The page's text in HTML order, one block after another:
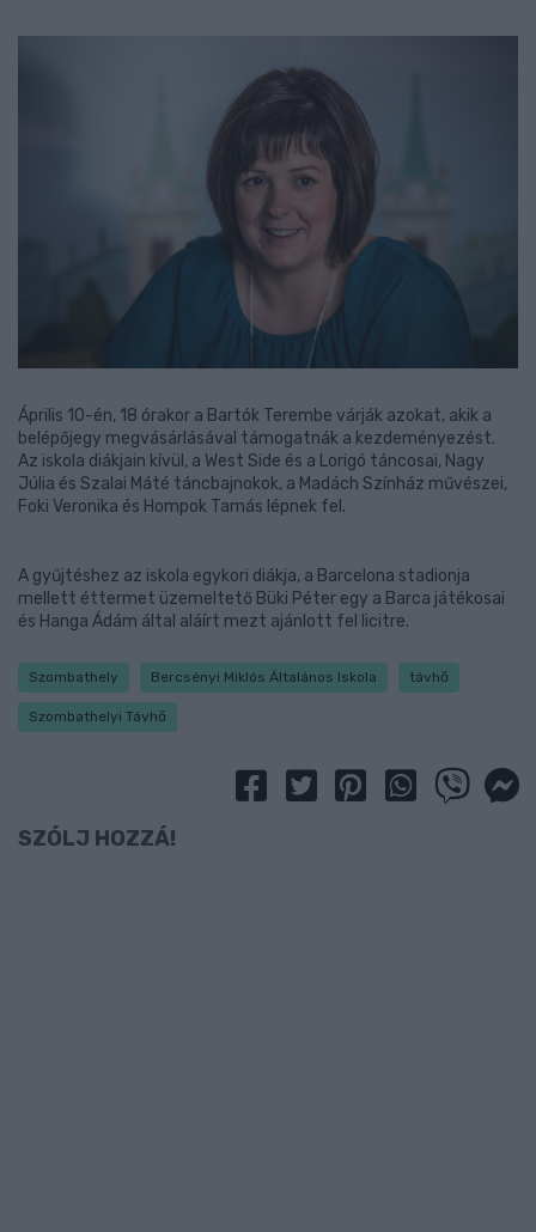
Április 10-én, 18 órakor a Bartók Terembe várják azokat, akik a
belépőjegy megvásárlásával támogatnák a kezdeményezést.
Az iskola diákjain kívül, a West Side és a Lorigó táncosai, Nagy
Júlia és Szalai Máté táncbajnokok, a Madách Színház művészei,
Foki Veronika és Hompok Tamás lépnek fel.
A gyűjtéshez az iskola egykori diákja, a Barcelona stadionja
mellett éttermet üzemeltető Büki Péter egy a Barca játékosai
és Hanga Ádám által aláírt mezt ajánlott fel licitre.
Szombathely Bercsényi Miklós Általános Iskola távhő
Szombathelyi Távhő
SZÓLJ HOZZÁ!